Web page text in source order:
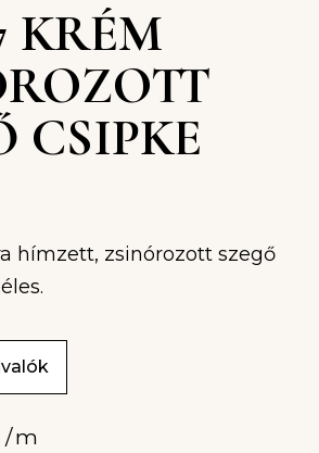
KRÉM
CSIPKE
hímzett, zsinórozott szegő
/m